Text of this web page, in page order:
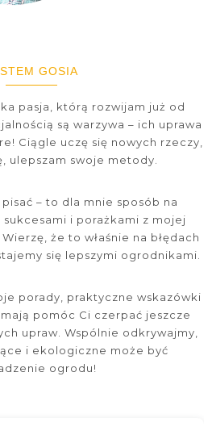
GOSIA
pasja, którą rozwijam już od
są warzywa – ich uprawa
Ciągle uczę się nowych rzeczy,
ulepszam swoje metody.
– to dla mnie sposób na
i porażkami z mojej
że to właśnie na błędach
się lepszymi ogrodnikami.
porady, praktyczne wskazówki
pomóc Ci czerpać jeszcze
upraw. Wspólnie odkrywajmy,
i ekologiczne może być
ogrodu!